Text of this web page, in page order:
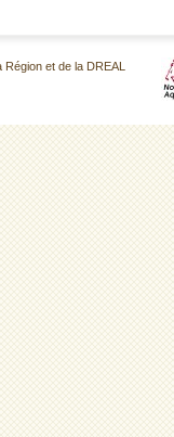
Région et de la DREAL